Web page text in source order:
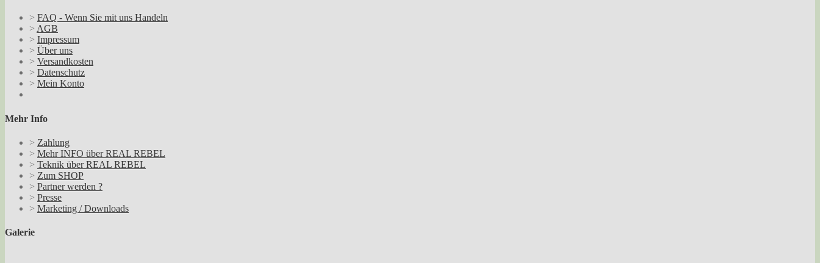
> FAQ - Wenn Sie mit uns Handeln
> AGB
> Impressum
> Über uns
> Versandkosten
> Datenschutz
> Mein Konto
Mehr Info
> Zahlung
> Mehr INFO über REAL REBEL
> Teknik über REAL REBEL
> Zum SHOP
> Partner werden ?
> Presse
> Marketing / Downloads
Galerie